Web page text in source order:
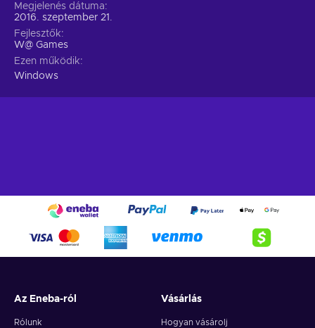
Megjelenés dátuma
2016. szeptember 21.
Fejlesztők
W@ Games
Ezen működik
Windows
Az Eneba-ról
Rólunk
Vásárlás
Hogyan vásárolj